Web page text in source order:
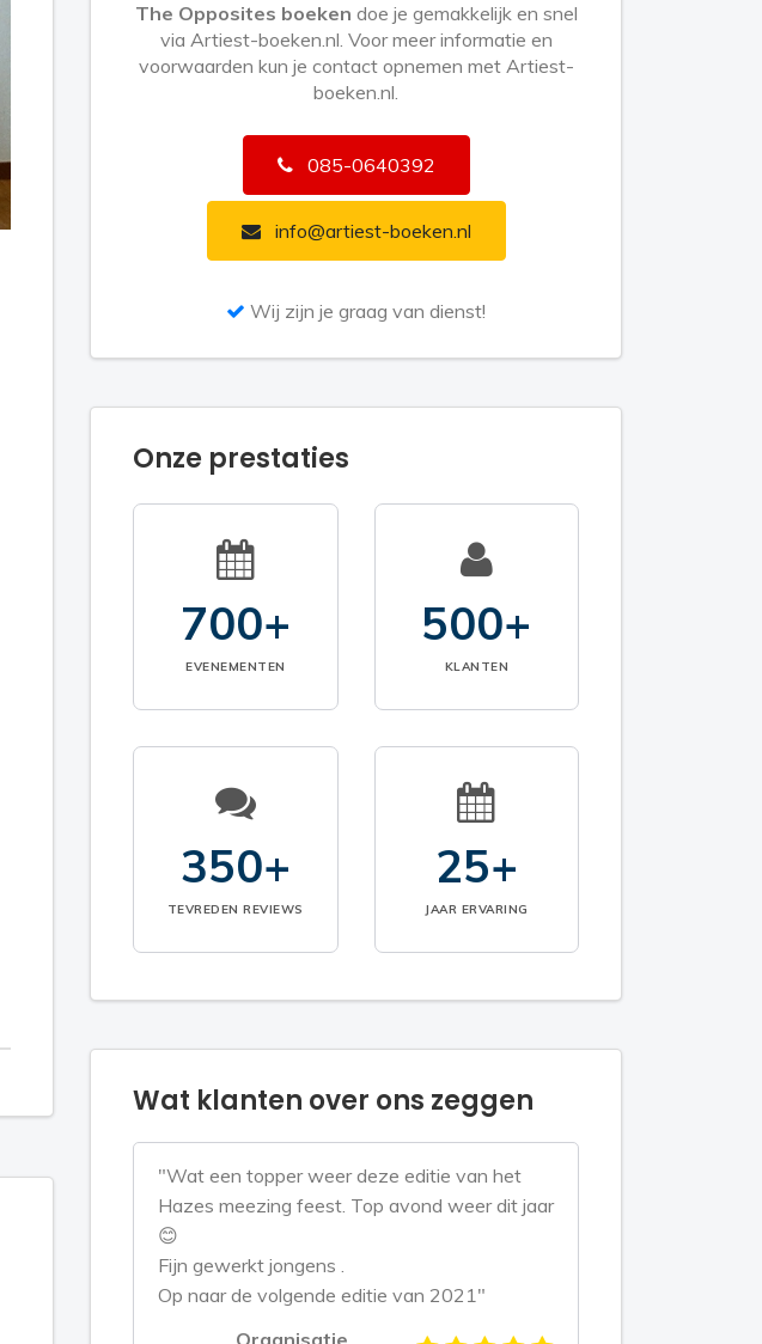
The Opposites boeken doe je gemakkelijk en snel
via Artiest-boeken.nl. Voor meer informatie en
voorwaarden kun je contact opnemen met Artiest-
boeken.nl.
085-0640392
info@artiest-boeken.nl
Wij zijn je graag van dienst!
Onze prestaties
700+
EVENEMENTEN
500+
KLANTEN
350+
TEVREDEN REVIEWS
25+
JAAR ERVARING
Wat klanten over ons zeggen
"Wat een topper weer deze editie van het
Hazes meezing feest. Top avond weer dit jaar
😊
Fijn gewerkt jongens .
Op naar de volgende editie van 2021"